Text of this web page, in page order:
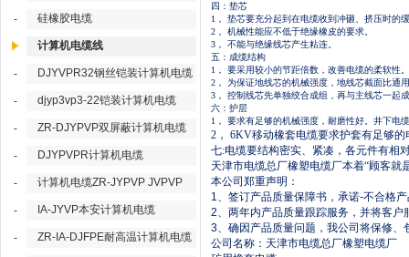
- 硅橡胶电缆
计算机电缆线
- DJYVPR32钢丝铠装计算机电缆
- djyp3vp3-22铠装计算机电缆
- ZR-DJYPVP双屏蔽计算机电缆
- DJYPVPR计算机电缆
- 计算机电缆ZR-JYPVP JVPVP
- IA-JYVP本安计算机电缆
- ZR-IA-DJFPE耐高温计算机电缆
四：垫芯
1， 垫芯要充分起到在电缆收到冲砸、挤压时
2， 机械性能应不低于绝缘橡皮的要求。
3， 不能与绝缘线芯产生粘连。
五：成缆结构
1， 要采用较小的节距倍数，改善电缆的柔软性
2， 为保证地线芯的机械强度，地线芯截面比
3， 控制线芯先单独绞合成组，再与主线芯一起
六：护层
1， 要求有足够的机械强度，耐磨性好。井下
2， 6KV移动橡套电缆要求护套有足够
七:电缆要结构密实、紧凑，各元件有相
天津市电缆总厂橡塑电缆厂本着“顾客就
本公司郑重声明：
1、签订产品质量保障书，承诺-不合格
2、两年内产品质量跟踪服务，并将客户
3、确因产品质量问题，我公司将保修
公司名称：天津市电缆总厂橡塑电缆厂